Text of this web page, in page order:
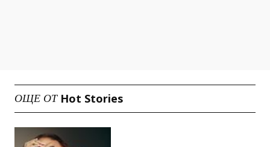
ОЩЕ ОТ Hot Stories